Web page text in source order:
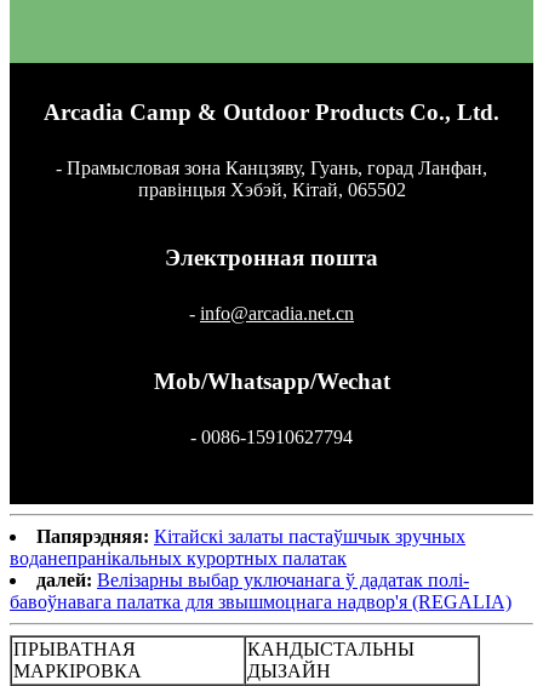
Arcadia Camp & Outdoor Products Co., Ltd.
- Прамысловая зона Канцзяву, Гуань, горад Ланфан,
правінцыя Хэбэй, Кітай, 065502
Электронная пошта
- info@arcadia.net.cn
Mob/Whatsapp/Wechat
- 0086-15910627794
Папярэдняя: Кітайскі залаты пастаўшчык зручных
воданепранікальных курортных палатак
далей: Велізарны выбар уключанага ў дадатак полі-
бавоўнавага палатка для звышмоцнага надвор'я (REGALIA)
ПРЫВАТНАЯ
МАРКІРОВКА
КАНДЫСТАЛЬНЫ
ДЫЗАЙН